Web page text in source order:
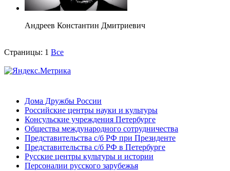
Андреев Константин Дмитриевич
Страницы: 1 Все
Дома Дружбы России
Российские центры науки и культуры
Консульские учреждения Петербурге
Общества международного сотрудничества
Представительства с/б РФ при Президенте
Представительства с/б РФ в Петербурге
Русские центры культуры и истории
Персоналии русского зарубежья